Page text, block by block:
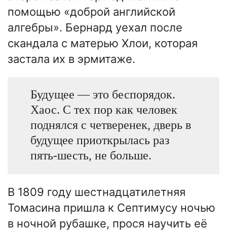
помощью «доброй английской
алгебры». Бернард уехал после
скандала с матерью Хлои, которая
застала их в эрмитаже.
Будущее — это беспорядок.
Хаос. С тех пор как человек
поднялся с четверенек, дверь в
будущее приоткрылась раз
пять-шесть, не больше.
В 1809 году шестнадцатилетняя
Томасина пришла к Септимусу ночью
в ночной рубашке, прося научить её